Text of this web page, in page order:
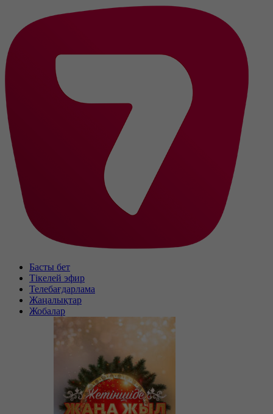
Басты бет
Тікелей эфир
Телебағдарлама
Жаңалықтар
Жобалар